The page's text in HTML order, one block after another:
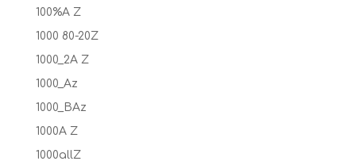
100%A Z
1000 80-20Z
1000_2A Z
1000_Az
1000_BAz
1000A Z
1000allZ